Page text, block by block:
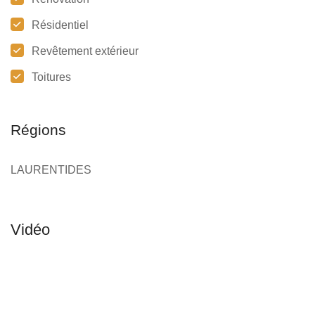
Résidentiel
Revêtement extérieur
Toitures
Régions
LAURENTIDES